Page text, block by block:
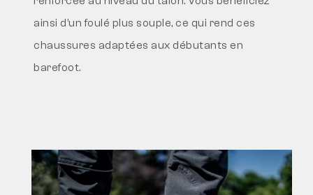
ainsi d’un foulé plus souple, ce qui rend ces
chaussures adaptées aux débutants en
barefoot.